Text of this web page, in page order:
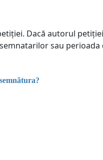
Dacă autorul
sau perioada